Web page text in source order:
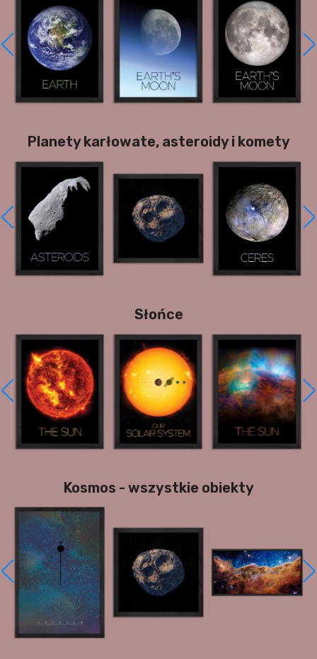
Planety karłowate, asteroidy i komety
Słońce
Kosmos - wszystkie obiekty